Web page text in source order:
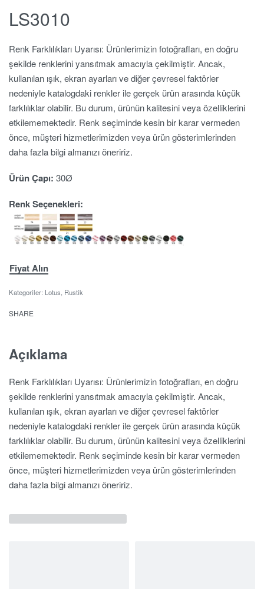
LS3010
Renk Farklılıkları Uyarısı: Ürünlerimizin fotoğrafları, en doğru
şekilde renklerini yansıtmak amacıyla çekilmiştir. Ancak,
kullanılan ışık, ekran ayarları ve diğer çevresel faktörler
nedeniyle katalogdaki renkler ile gerçek ürün arasında küçük
farklılıklar olabilir. Bu durum, ürünün kalitesini veya özelliklerini
etkilememektedir. Renk seçiminde kesin bir karar vermeden
önce, müşteri hizmetlerimizden veya ürün gösterimlerinden
daha fazla bilgi almanızı öneririz.
Ürün Çapı: 30Ø
Renk Seçenekleri:
Fiyat Alın
Kategoriler: Lotus Rustik
SHARE
Açıklama
Renk Farklılıkları Uyarısı: Ürünlerimizin fotoğrafları, en doğru
şekilde renklerini yansıtmak amacıyla çekilmiştir. Ancak,
kullanılan ışık, ekran ayarları ve diğer çevresel faktörler
nedeniyle katalogdaki renkler ile gerçek ürün arasında küçük
farklılıklar olabilir. Bu durum, ürünün kalitesini veya özelliklerini
etkilememektedir. Renk seçiminde kesin bir karar vermeden
önce, müşteri hizmetlerimizden veya ürün gösterimlerinden
daha fazla bilgi almanızı öneririz.
İlgili Ürünler